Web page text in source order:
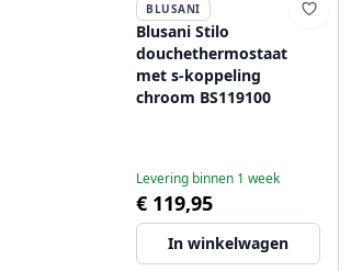
BLUSANI
Blusani Stilo
douchethermostaat
met s-koppeling
chroom BS119100
Levering binnen 1 week
€ 119,95
In winkelwagen